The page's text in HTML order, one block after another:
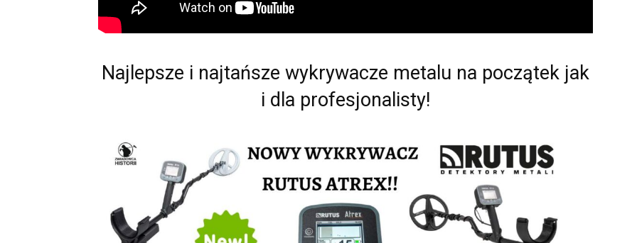
Najlepsze i najtańsze wykrywacze metalu na początek jak
i dla profesjonalisty!